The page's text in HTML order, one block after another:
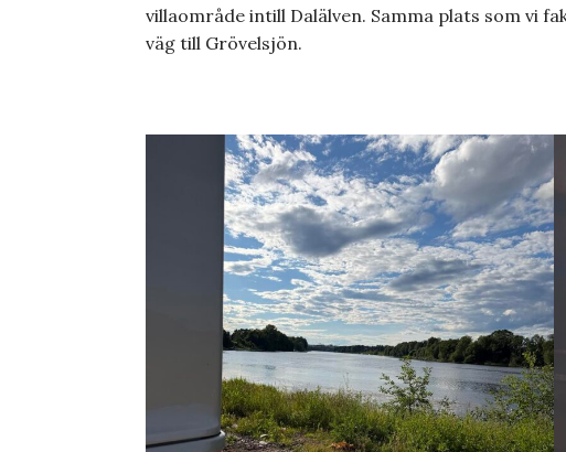
villaområde intill Dalälven. Samma plats som vi
väg till Grövelsjön.